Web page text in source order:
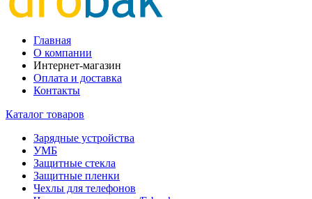
Главная
О компании
Интернет-магазин
Оплата и доставка
Контакты
Каталог товаров
Зарядные устройства
УМБ
Защитные стекла
Защитные пленки
Чехлы для телефонов